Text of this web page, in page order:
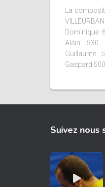
La
Dominique
Alain 530
Guillaume
Gaspard
Suivez nous